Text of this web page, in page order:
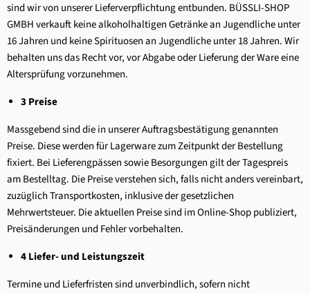
sind wir von unserer Lieferverpflichtung entbunden. BÜSSLI-SHOP
GMBH verkauft keine alkoholhaltigen Getränke an Jugendliche unter
16 Jahren und keine Spirituosen an Jugendliche unter 18 Jahren. Wir
behalten uns das Recht vor, vor Abgabe oder Lieferung der Ware eine
Altersprüfung vorzunehmen.
3 Preise
Massgebend sind die in unserer Auftragsbestätigung genannten
Preise. Diese werden für Lagerware zum Zeitpunkt der Bestellung
fixiert. Bei Lieferengpässen sowie Besorgungen gilt der Tagespreis
am Bestelltag. Die Preise verstehen sich, falls nicht anders vereinbart,
zuzüglich Transportkosten, inklusive der gesetzlichen
Mehrwertsteuer. Die aktuellen Preise sind im Online-Shop publiziert,
Preisänderungen und Fehler vorbehalten.
4 Liefer- und Leistungszeit
Termine und Lieferfristen sind unverbindlich, sofern nicht